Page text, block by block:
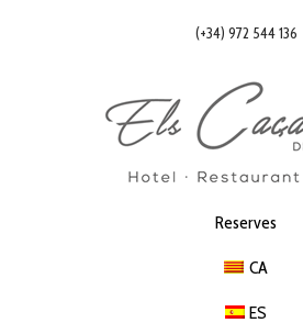
(+34) 972 544 136
Reserves
CA
ES